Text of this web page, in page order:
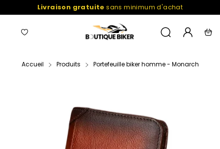
au
Livraison gratuite sans minimum d'achat
Navigation
Liste
Recherche
Mon
Accueil Produits Portefeuille biker homme - Monarch